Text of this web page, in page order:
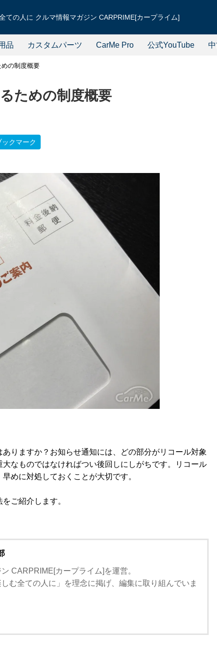
ての人に クルマ情報マガジン CARPRIME[カープライム]
品 カスタムパーツ CarMe Pro 公式YouTube
めの制度概要
ための制度概要
ックマーク
りますか？お知らせ通知には、どの部分がリコール対象
なものではなければつい後回しにしがちです。リコール
めに対処しておくことが大切です。
ご紹介します。
CARPRIME[カープライム]を運営。
しむ全ての人に」を理念に掲げ、編集に取り組んでいま